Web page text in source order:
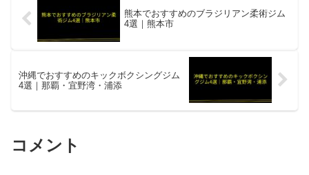
熊本でおすすめのブラジリアン柔術ジム
4選｜熊本市
沖縄でおすすめのキックボクシングジム
4選｜那覇・宜野湾・浦添
コメント